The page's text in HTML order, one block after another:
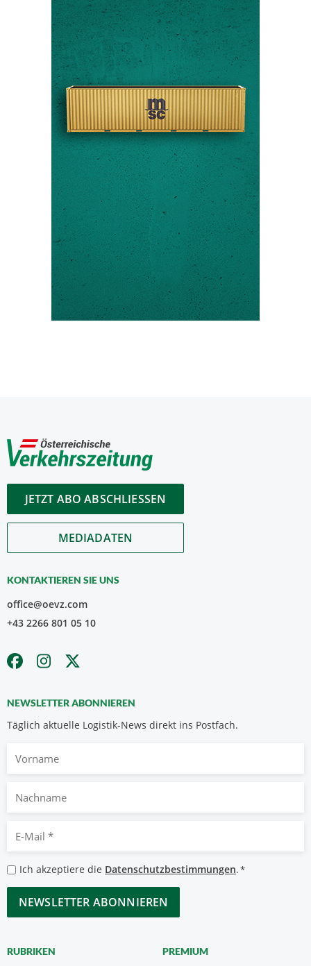
JETZT ABO ABSCHLIESSEN
MEDIADATEN
KONTAKTIEREN SIE UNS
office@oevz.com
+43 2266 801 05 10
NEWSLETTER ABONNIEREN
Täglich aktuelle Logistik-News direkt ins Postfach.
Nachname
Mail
*
Datenschutzbestimmungen
*
Ich akzeptiere die Datenschutzbestimmungen.*
CAPTCHA
RUBRIKEN PREMIUM